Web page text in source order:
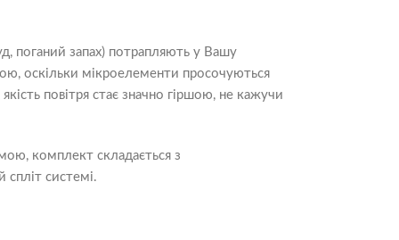
поганий запах) потрапляють у Вашу
оскільки мікроелементи просочуються
повітря стає значно гіршою, не кажучи
комплект складається з
спліт системі.